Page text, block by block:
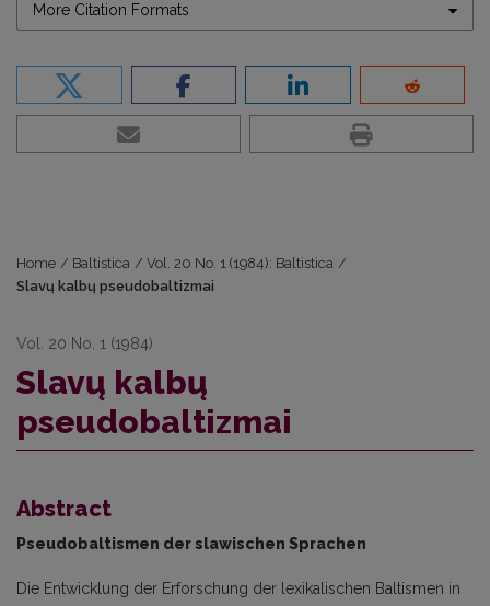
More Citation Formats
Home / Baltistica / Vol. 20 No. 1 (1984): Baltistica /
Slavų kalbų pseudobaltizmai
Vol. 20 No. 1 (1984)
Slavų kalbų
pseudobaltizmai
Abstract
Pseudobaltismen der slawischen Sprachen
Die Entwicklung der Erforschung der lexikalischen Baltismen in